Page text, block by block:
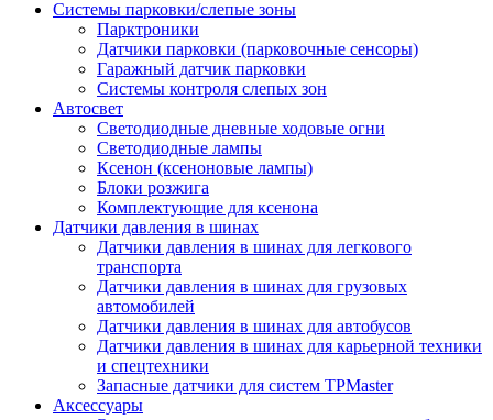
Системы парковки/слепые зоны
Парктроники
Датчики парковки (парковочные сенсоры)
Гаражный датчик парковки
Системы контроля слепых зон
Автосвет
Светодиодные дневные ходовые огни
Светодиодные лампы
Ксенон (ксеноновые лампы)
Блоки розжига
Комплектующие для ксенона
Датчики давления в шинах
Датчики давления в шинах для легкового
транспорта
Датчики давления в шинах для грузовых
автомобилей
Датчики давления в шинах для автобусов
Датчики давления в шинах для карьерной техники
и спецтехники
Запасные датчики для систем TPMaster
Аксессуары